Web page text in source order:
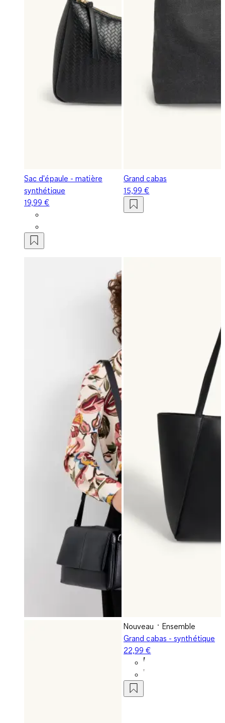
Sac d'épaule - matière
synthétique
19,99 €
Grand cabas
15,99 €
Nouveau
Ensemble
Grand cabas - synthétique
22,99 €